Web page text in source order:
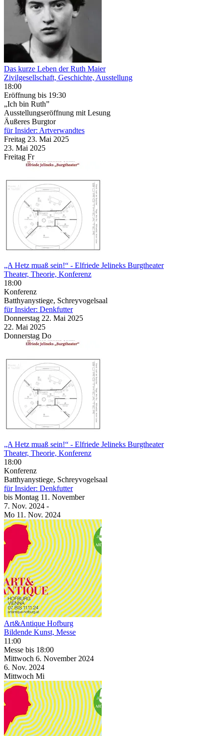
Das kurze Leben der Ruth Maier
Zivilgesellschaft, Geschichte, Ausstellung
18:00
Eröffnung bis 19:30
„Ich bin Ruth”
Ausstellungseröffnung mit Lesung
Äußeres Burgtor
für Insider: Artverwandtes
Freitag 23. Mai 2025
23. Mai 2025
Freitag Fr
„A Hetz muaß sein!“ - Elfriede Jelineks Burgtheater
Theater, Theorie, Konferenz
18:00
Konferenz
Batthyanystiege, Schreyvogelsaal
für Insider: Denkfutter
Donnerstag 22. Mai 2025
22. Mai 2025
Donnerstag Do
„A Hetz muaß sein!“ - Elfriede Jelineks Burgtheater
Theater, Theorie, Konferenz
18:00
Konferenz
Batthyanystiege, Schreyvogelsaal
für Insider: Denkfutter
bis Montag 11. November
7. Nov. 2024 -
Mo 11. Nov. 2024
Art&Antique Hofburg
Bildende Kunst, Messe
11:00
Messe bis 18:00
Mittwoch 6. November 2024
6. Nov. 2024
Mittwoch Mi